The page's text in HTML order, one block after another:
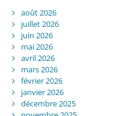
août 2026
juillet 2026
juin 2026
mai 2026
avril 2026
mars 2026
février 2026
janvier 2026
décembre 2025